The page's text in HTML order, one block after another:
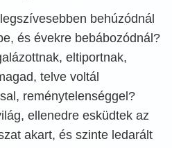
behúzódnál
és évekre bebábozódnál?
eltiportnak,
telve voltál
reménytelenséggel?
ellenedre esküdtek az
akart, és szinte ledarált